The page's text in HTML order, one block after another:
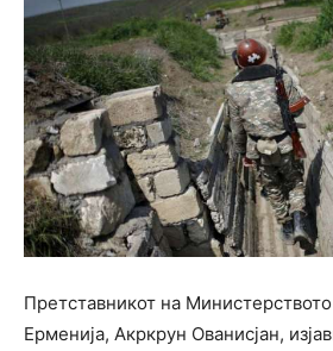
Претставникот на
Ерменија, Акркрун Ованисјан,